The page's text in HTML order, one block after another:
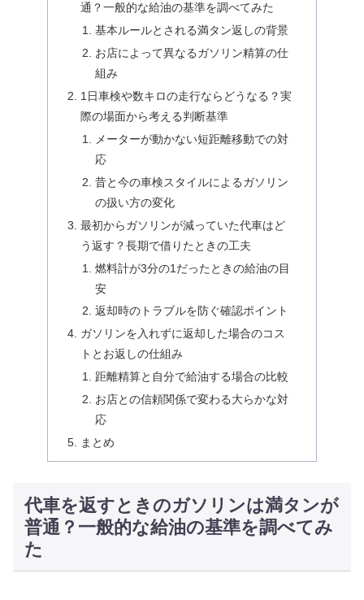
通？一般的な給油の基準を調べてみた
基本ルールとされる満タン返しの背景
お店によって異なるガソリン精算の仕
組み
1日車検や数キロの走行ならどうなる？実
際の場面から考える判断基準
メーターが動かない短距離移動での対
応
昔と今の車検スタイルによるガソリン
の扱い方の変化
最初からガソリンが減っていた代車はど
う返す？長期で借りたときの工夫
燃料計が3分の1だったときの給油の目
安
返却時のトラブルを防ぐ確認ポイント
ガソリンを入れずに返却した場合のコス
トとお返しの仕組み
距離精算と自分で給油する場合の比較
お店との信頼関係で変わる大らかな対
応
まとめ
代車を返すときのガソリンは満タンが
普通？一般的な給油の基準を調べてみ
た